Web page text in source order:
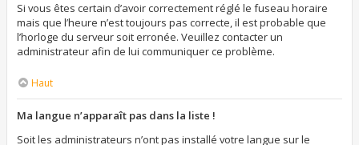
Si vous êtes certain d’avoir correctement réglé le fuseau horaire
mais que l’heure n’est toujours pas correcte, il est probable que
l’horloge du serveur soit erronée. Veuillez contacter un
administrateur afin de lui communiquer ce problème.
Haut
Ma langue n’apparaît pas dans la liste !
Soit les administrateurs n’ont pas installé votre langue sur le